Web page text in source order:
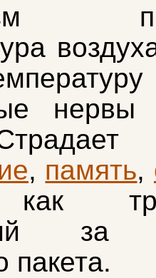
нервы
, память,
за
пакета.